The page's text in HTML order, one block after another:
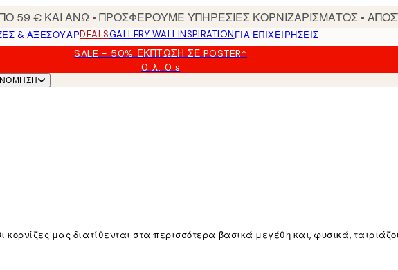
59 € ΚΑΙ ΑΝΩ • ΠΡΟΣΦΕΡΟΥΜΕ ΥΠΗΡΕΣΙΕΣ ΚΟΡΝΙΖΑΡΙΣΜΑΤΟΣ •
& ΑΞΕΣΟΥΆΡDEALSGALLERY WALLINSPIRATIONΓΙΑ ΕΠΙΧΕΙΡΗΣΕΙΣ
SALE - 50% ΈΚΠΤΩΣΗ ΣΕ POSTER*
0 λ. 0 s
Ισχύει
μας διατίθενται στα περισσότερα βασικά μεγέθη και, φυσικά,